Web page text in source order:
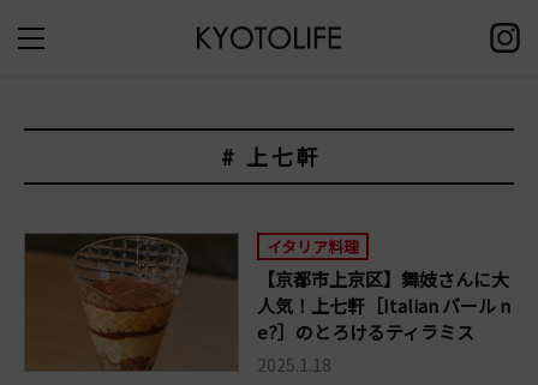
# 上七軒
イタリア料理
【京都市上京区】舞妓さんに大
人気！上七軒［Italian バール n
e?］のとろけるティラミス
2025.1.18